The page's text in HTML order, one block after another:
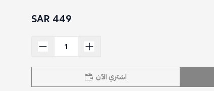
449 SAR
اشتري الآن